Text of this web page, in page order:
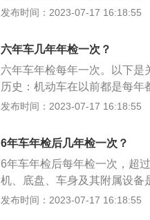
不需要车辆上线检测）。2、
验周期执行，即10年至15年
所有人可以在机动车检验有
格标志。
发布时间：2023-07-17 16:18:55
六年车几年年检一次？
六年车年检每年一次。以下是
历史：机动车在以前都是每
驶，不会存在什么安全隐患，
汽车(面包车、7座及以上车辆
辆每2年需要定期检验，需要
对6年以内的车辆免检，6年
内，每年一次，15年以后每半
发布时间：2023-07-17 16:18:55
6年车年检后几年检一次？
6年车年检后每年检一次，超
机、底盘、车身及其附属设备
总成是否更换与初检记录是否
发布时间：2023-07-17 16:18:55